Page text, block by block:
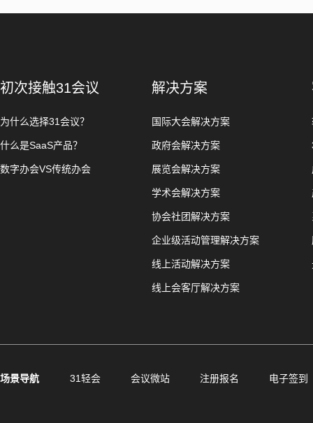
初次接触31会议
为什么选择31会议？
什么是SaaS产品？
数字办会VS传统办会
解决方案
国际大会解决方案
政府会解决方案
展览会解决方案
学术会解决方案
协会社团解决方案
企业级活动管理解决方案
线上活动解决方案
线上会客厅解决方案
场景导航 31轻会 会议微站 注册报名 电子签到